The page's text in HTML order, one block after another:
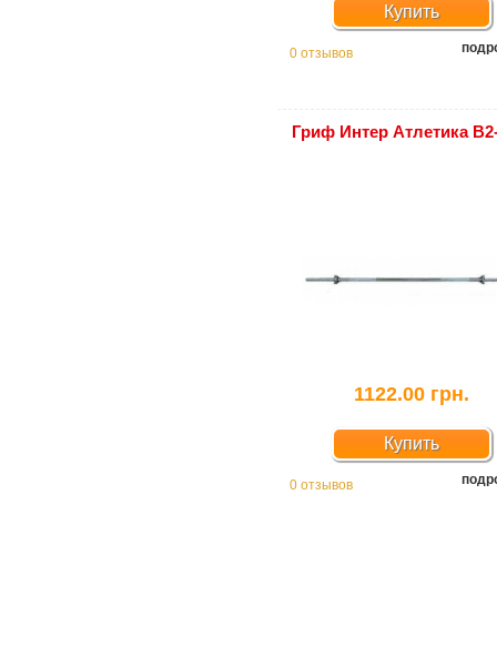
Купить
0 отзывов
Гриф Интер Атлетика
1122.00 грн.
Купить
0 отзывов